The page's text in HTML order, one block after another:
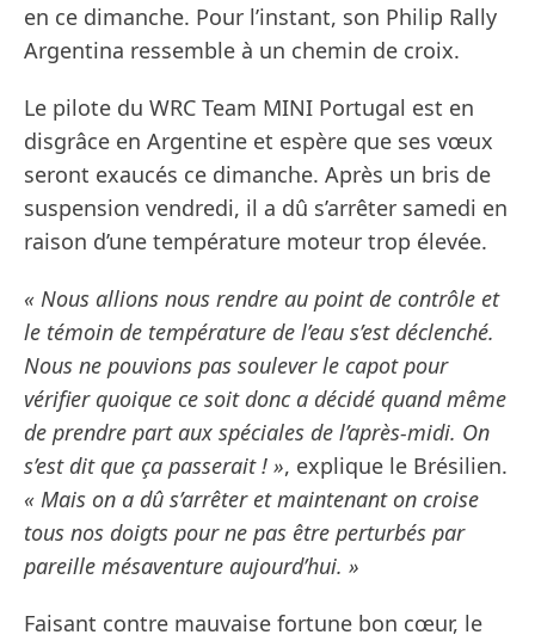
en ce dimanche. Pour l’instant, son Philip Rally
Argentina ressemble à un chemin de croix.
Le pilote du WRC Team MINI Portugal est en
disgrâce en Argentine et espère que ses vœux
seront exaucés ce dimanche. Après un bris de
suspension vendredi, il a dû s’arrêter samedi en
raison d’une température moteur trop élevée.
« Nous allions nous rendre au point de contrôle et
le témoin de température de l’eau s’est déclenché.
Nous ne pouvions pas soulever le capot pour
vérifier quoique ce soit donc a décidé quand même
de prendre part aux spéciales de l’après-midi. On
s’est dit que ça passerait ! », explique le Brésilien.
« Mais on a dû s’arrêter et maintenant on croise
tous nos doigts pour ne pas être perturbés par
pareille mésaventure aujourd’hui. »
Faisant contre mauvaise fortune bon cœur, le